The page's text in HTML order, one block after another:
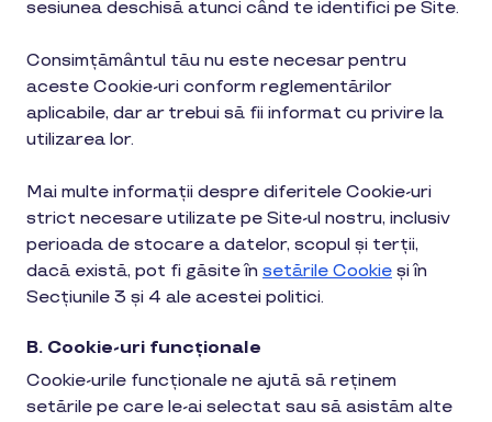
sesiunea deschisă atunci când te identifici pe Site.
Consimțământul tău nu este necesar pentru
aceste Cookie-uri conform reglementărilor
aplicabile, dar ar trebui să fii informat cu privire la
utilizarea lor.
Mai multe informații despre diferitele Cookie-uri
strict necesare utilizate pe Site-ul nostru, inclusiv
perioada de stocare a datelor, scopul și terții,
dacă există, pot fi găsite în setările Cookie și în
Secțiunile 3 și 4 ale acestei politici.
B. Cookie-uri funcționale
Cookie-urile funcționale ne ajută să reținem
setările pe care le-ai selectat sau să asistăm alte